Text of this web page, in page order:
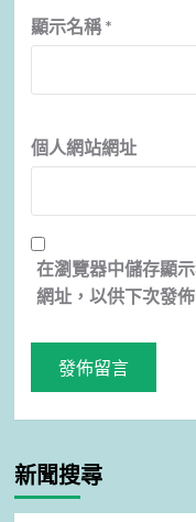
顯示名稱 *
個人網站網址
在瀏覽器中儲存顯
網址，以供下次發
新聞搜尋